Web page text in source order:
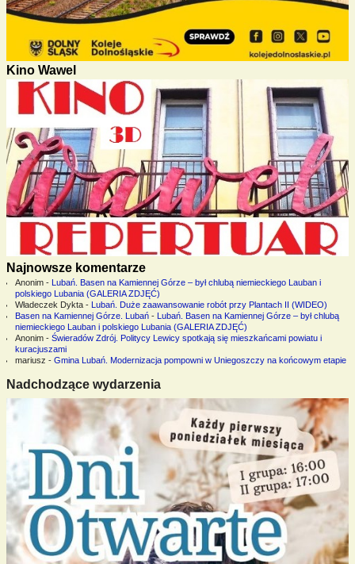
Kino Wawel
Najnowsze komentarze
Anonim- Lubań. Basen na Kamiennej Górze – był chlubą niemieckiego Lauban i
polskiego Lubania (GALERIA ZDJĘĆ)
Władeczek Dykta- Lubań. Duże zaawansowanie robót przy Plantach II (WIDEO)
Basen na Kamiennej Górze. Lubań- Lubań. Basen na Kamiennej Górze – był chlubą
niemieckiego Lauban i polskiego Lubania (GALERIA ZDJĘĆ)
Anonim- Świeradów Zdrój. Politycy Lewicy spotkają się mieszkańcami powiatu i
kuracjuszami
mariusz - Gmina Lubań. Modernizacja pompowni w Uniegoszczy na końcowym etapie
Nadchodzące wydarzenia